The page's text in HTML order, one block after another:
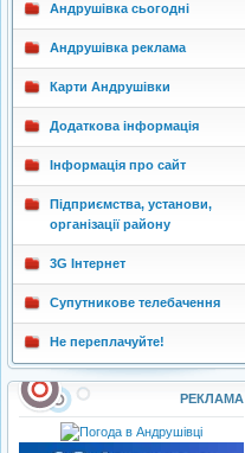
Андрушівка сьогодні
Андрушівка реклама
Карти Андрушівки
Додаткова інформація
Інформація про сайт
Підприємства, установи,
організації району
3G Інтернет
Супутникове телебачення
Не переплачуйте!
РЕКЛАМА